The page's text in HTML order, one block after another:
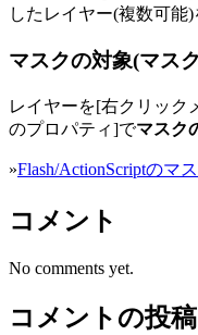
したレイヤー(複数可能
マスクの対象(マス
レイヤーを[右クリッ
のプロパティ]でマスク
»Flash/ActionScriptのマ
コメント
No comments yet.
コメントの投稿